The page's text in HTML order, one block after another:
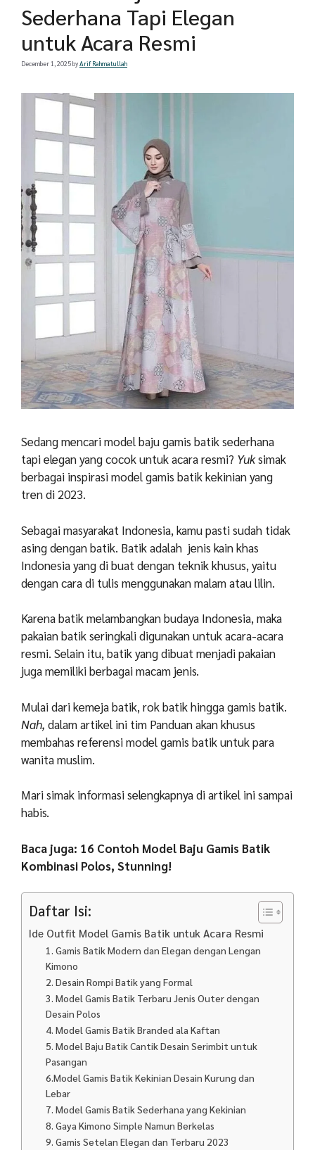
Sederhana Tapi Elegan
untuk Acara Resmi
December 1, 2025byArif Rahmatullah
Sedang mencari model baju gamis batik sederhana
tapi elegan yang cocok untuk acara resmi? Yuksimak
berbagai inspirasi model gamis batik kekinian yang
tren di 2023.
Sebagai masyarakat Indonesia, kamu pasti sudah tidak
asing dengan batik. Batik adalah jenis kain khas
Indonesia yang di buat dengan teknik khusus, yaitu
dengan cara di tulis menggunakan malam atau lilin.
Karena batik melambangkan budaya Indonesia, maka
pakaian batik seringkali digunakan untuk acara-acara
resmi. Selain itu, batik yang dibuat menjadi pakaian
juga memiliki berbagai macam jenis.
Mulai dari kemeja batik, rok batik hingga gamis batik.
Nah, dalam artikel ini tim Panduan akan khusus
membahas referensi model gamis batik untuk para
wanita muslim.
Mari simak informasi selengkapnya di artikel ini sampai
habis.
Baca juga: 16 Contoh Model Baju Gamis Batik
Kombinasi Polos, Stunning!
Daftar Isi:
Ide Outfit Model Gamis Batik untuk Acara Resmi
1. Gamis Batik Modern dan Elegan dengan Lengan
Kimono
2. Desain Rompi Batik yang Formal
3. Model Gamis Batik Terbaru Jenis Outer dengan
Desain Polos
4. Model Gamis Batik Branded ala Kaftan
5. Model Baju Batik Cantik Desain Serimbit untuk
Pasangan
6.Model Gamis Batik Kekinian Desain Kurung dan
Lebar
7. Model Gamis Batik Sederhana yang Kekinian
8. Gaya Kimono Simple Namun Berkelas
9. Gamis Setelan Elegan dan Terbaru 2023